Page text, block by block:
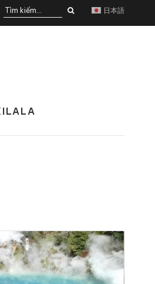
日本語